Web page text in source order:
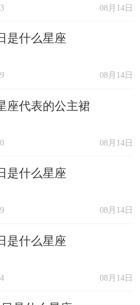
08月14日
是什么星座
08月14日
座代表的公主裙
08月14日
是什么星座
08月14日
是什么星座
08月14日